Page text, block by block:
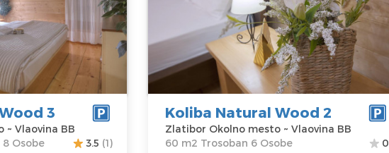
m2
:
3
Vlaovina BB
Osobe
3.5 (1)
Okolno mesto
Adresa:
Vlaovina BB
Cena145 €
m2
Struktura :
Trosoban
Koliba Natural Wood 2
Zlatibor Okolno mesto ~ Vlaovina BB
60 m2 Trosoban 6 Osobe
0